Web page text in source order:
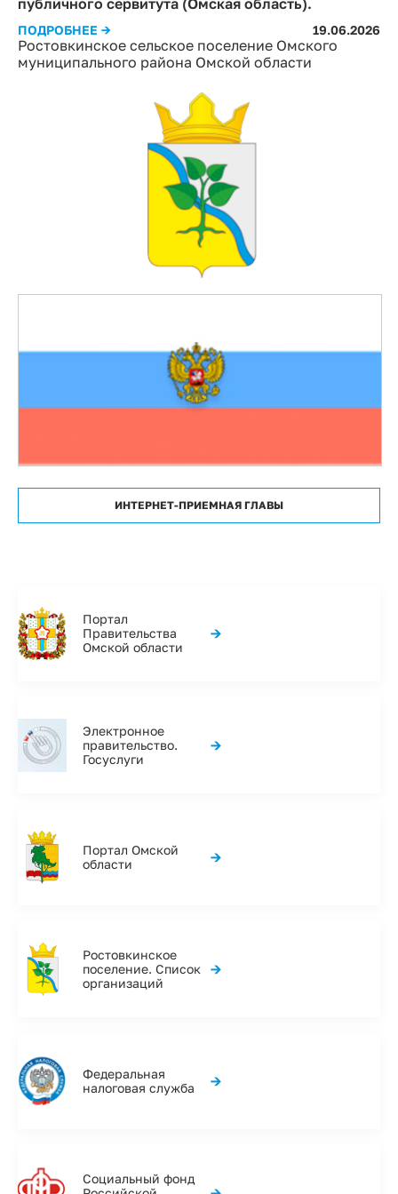
Ростовкинское сельское поселение Омского
муниципального района Омской области
ИНТЕРНЕТ-ПРИЕМНАЯ ГЛАВЫ
публичного сервитута (Омская область).
ПОДРОБНЕЕ → 19.06.2026
Портал
Правительства
Омской области
→
Электронное
правительство.
Госуслуги
→
Портал Омской
области
→
Ростовкинское
поселение. Список
организаций
→
Федеральная
налоговая служба
→
Социальный фонд